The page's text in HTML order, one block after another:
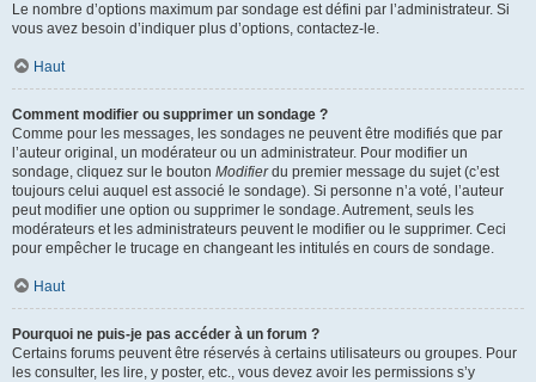
Le nombre d’options maximum par sondage est défini par l’administrateur. Si
vous avez besoin d’indiquer plus d’options, contactez-le.
Haut
Comment modifier ou supprimer un sondage ?
Comme pour les messages, les sondages ne peuvent être modifiés que par
l’auteur original, un modérateur ou un administrateur. Pour modifier un
sondage, cliquez sur le bouton Modifierdu premier message du sujet (c’est
toujours celui auquel est associé le sondage). Si personne n’a voté, l’auteur
peut modifier une option ou supprimer le sondage. Autrement, seuls les
modérateurs et les administrateurs peuvent le modifier ou le supprimer. Ceci
pour empêcher le trucage en changeant les intitulés en cours de sondage.
Haut
Pourquoi ne puis-je pas accéder à un forum ?
Certains forums peuvent être réservés à certains utilisateurs ou groupes. Pour
les consulter, les lire, y poster, etc., vous devez avoir les permissions s’y